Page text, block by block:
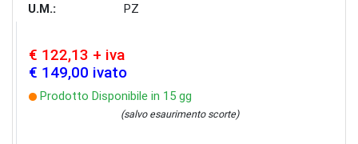
U.M.:
PZ
€ 122,13 + iva
€ 149,00 ivato
Prodotto Disponibile in 15 gg
(salvo esaurimento scorte)